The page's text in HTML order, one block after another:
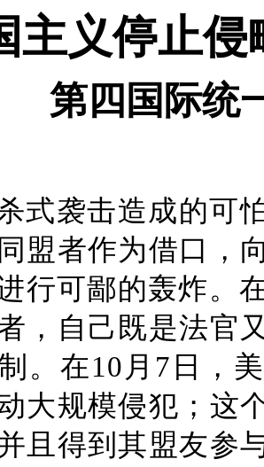
主义停止侵
第四国际统
式袭击造成的可
盟者作为借口，
行可鄙的轰炸。
者，自己既是法官
。在10月7日，
大规模侵犯；这
且得到其盟友参